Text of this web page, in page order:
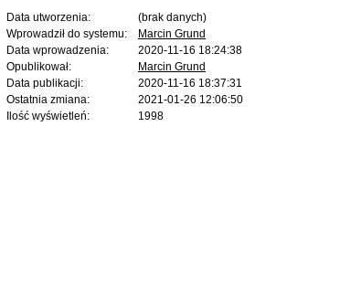
Data utworzenia:
(brak danych)
Wprowadził do systemu:
Marcin Grund
Data wprowadzenia:
2020-11-16 18:24:38
Opublikował:
Marcin Grund
Data publikacji:
2020-11-16 18:37:31
Ostatnia zmiana:
2021-01-26 12:06:50
Ilość wyświetleń:
1998